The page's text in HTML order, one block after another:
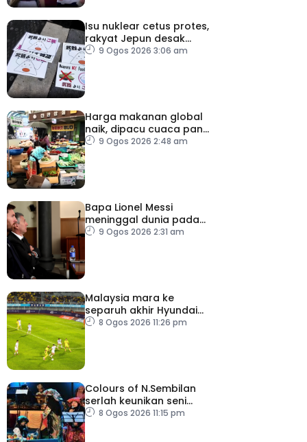
Isu nuklear cetus protes,
rakyat Jepun desak
dasar dikaji semula
9 Ogos 2026 3:06 am
Harga makanan global
naik, dipacu cuaca panas
dan ketegangan
9 Ogos 2026 2:48 am
Bapa Lionel Messi
meninggal dunia pada
usia 68 tahun
9 Ogos 2026 2:31 am
Malaysia mara ke
separuh akhir Hyundai
ASEAN Cup
8 Ogos 2026 11:26 pm
Colours of N.Sembilan
serlah keunikan seni
budaya negeri beradat
8 Ogos 2026 11:15 pm